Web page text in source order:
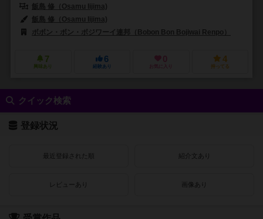
飯島 修（Osamu Iijima)
飯島 修（Osamu Iijima)
ボボン・ボン・ボジワーイ連邦（Bobon Bon Bojiwai Renpo）
7
興味あり
6
経験あり
0
お気に入り
4
持ってる
クイック検索
登録状況
最近登録された順 紹介文あり
レビューあり 画像あり